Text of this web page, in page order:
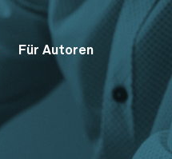
Für Autoren